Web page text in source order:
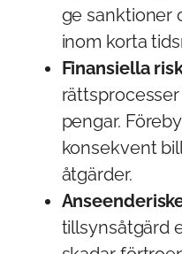
ge sanktioner
inom korta
Finansiella
pengar.
konsekvent
åtgärder.
tillsynsåtgärd